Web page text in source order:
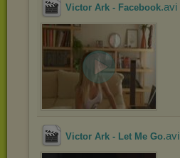
Victor Ark - Facebook.avi
Victor Ark - Let Me Go.avi